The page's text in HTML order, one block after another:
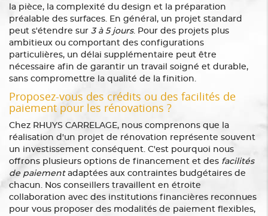
la pièce, la complexité du design et la préparation
préalable des surfaces. En général, un projet standard
peut s'étendre sur 3 à 5 jours. Pour des projets plus
ambitieux ou comportant des configurations
particulières, un délai supplémentaire peut être
nécessaire afin de garantir un travail soigné et durable,
sans compromettre la qualité de la finition.
Proposez-vous des crédits ou des facilités de
paiement pour les rénovations ?
Chez RHUYS CARRELAGE, nous comprenons que la
réalisation d'un projet de rénovation représente souvent
un investissement conséquent. C'est pourquoi nous
offrons plusieurs options de financement et des facilités
de paiementadaptées aux contraintes budgétaires de
chacun. Nos conseillers travaillent en étroite
collaboration avec des institutions financières reconnues
pour vous proposer des modalités de paiement flexibles,